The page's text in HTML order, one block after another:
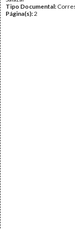
Tipo Documental:
Página(s):2